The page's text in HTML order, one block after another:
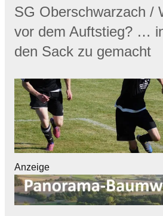
SG Oberschwarzach /
vor dem Auftstieg? …
den Sack zu gemacht
Anzeige